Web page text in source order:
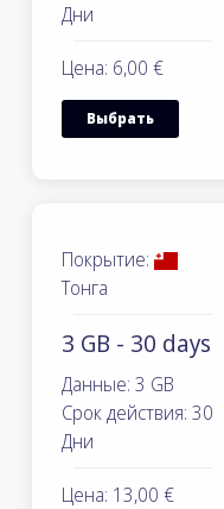
Дни
Цена: 6,00 €
Выбрать
Покрытие:
Тонга
3 GB - 30 days
Данные: 3 GB
Срок действия: 30
Дни
Цена: 13,00 €